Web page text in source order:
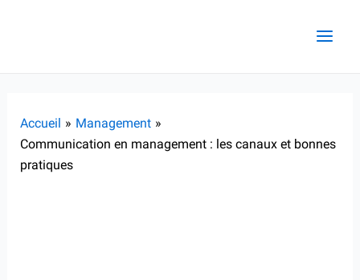
Accueil
Management
Communication en management : les canaux et bonnes
pratiques